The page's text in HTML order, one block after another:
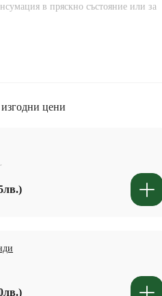
в пряскно състояние или за
цени